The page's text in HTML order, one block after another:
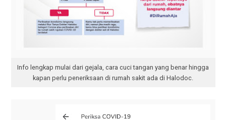
Info lengkap mulai dari gejala, cara cuci tangan yang benar hingga
kapan perlu peneriksaan di rumah sakit ada di Halodoc.